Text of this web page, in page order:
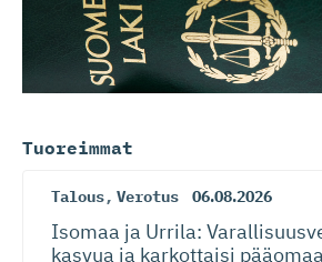
Tuoreimmat
Talous, Verotus 06.08.2026
Isomaa ja Urrila:
kasvua ja karkottaisi pääomaa